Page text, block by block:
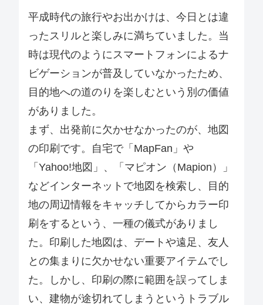
平成時代の旅行やお出かけは、今日とは違
ったスリルと楽しみに満ちていました。当
時は現代のようにスマートフォンによるナ
ビゲーションが普及していなかったため、
目的地への道のりを楽しむという別の価値
がありました。
まず、出発前に欠かせなかったのが、地図
の印刷です。自宅で「MapFan」や
「Yahoo!地図」、「マピオン（Mapion）」
などインターネットで地図を検索し、目的
地の周辺情報をキャッチしてからカラー印
刷をするという、一種の儀式がありまし
た。印刷した地図は、デートや遠足、友人
との集まりに欠かせない重要アイテムでし
た。しかし、印刷の際に範囲を誤ってしま
い、建物が途切れてしまうというトラブル